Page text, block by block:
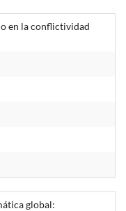
en la conflictividad
global: